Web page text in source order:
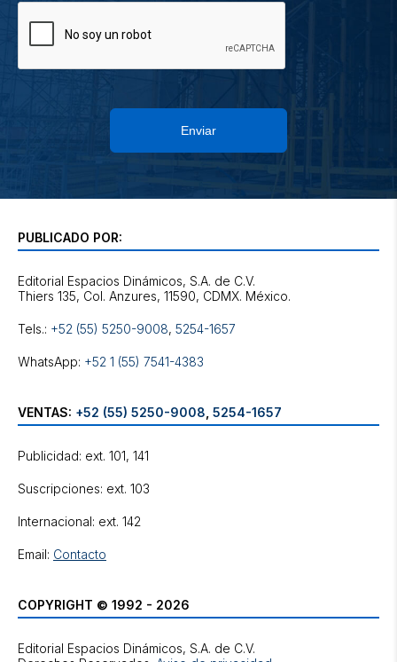
Enviar
PUBLICADO POR:
Editorial Espacios Dinámicos, S.A. de C.V.
Tels.: +52 (55) 5250-9008, 5254-1657
WhatsApp: +52 1 (55) 7541-4383
VENTAS: +52 (55) 5250-9008 5254-1657
Publicidad: ext. 101, 141
Suscripciones: ext. 103
Internacional: ext. 142
Email: Contacto
COPYRIGHT © 1992 - 2026
Editorial Espacios Dinámicos, S.A. de C.V.